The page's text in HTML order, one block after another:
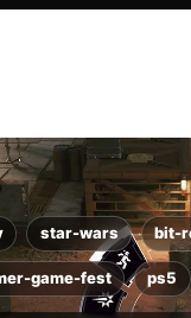
star-wars bit-
game-fest ps5